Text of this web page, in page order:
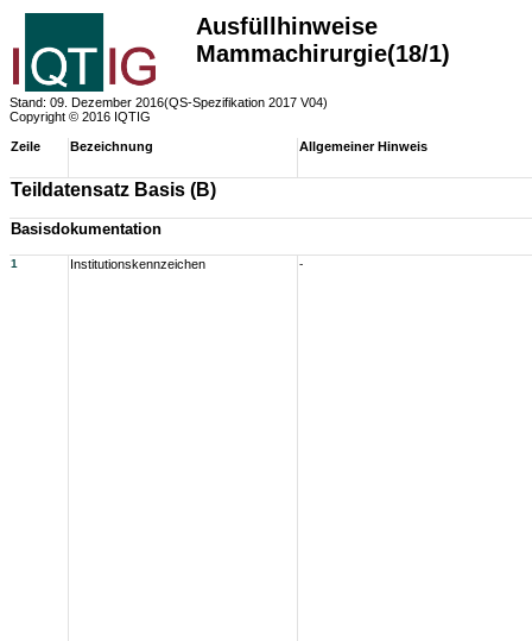
Ausfüllhinweise
Mammachirurgie(18/1)
Stand: 09. Dezember 2016(QS-Spezifikation 2017 V04)
Copyright © 2016 IQTIG
Zeile Bezeichnung Allgemeiner Hinweis
Teildatensatz Basis (B)
Basisdokumentation
1 Institutionskennzeichen -